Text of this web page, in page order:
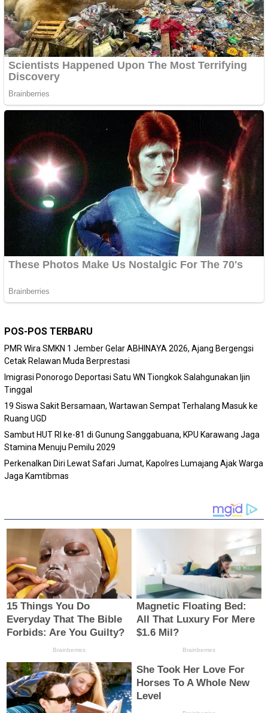
POS-POS TERBARU
PMR Wira SMKN 1 Jember Gelar ABHINAYA 2026, Ajang Bergengsi
Cetak Relawan Muda Berprestasi
Imigrasi Ponorogo Deportasi Satu WN Tiongkok Salahgunakan Ijin
Tinggal
19 Siswa Sakit Bersamaan, Wartawan Sempat Terhalang Masuk ke
Ruang UGD
Sambut HUT RI ke-81 di Gunung Sanggabuana, KPU Karawang Jaga
Stamina Menuju Pemilu 2029
Perkenalkan Diri Lewat Safari Jumat, Kapolres Lumajang Ajak Warga
Jaga Kamtibmas